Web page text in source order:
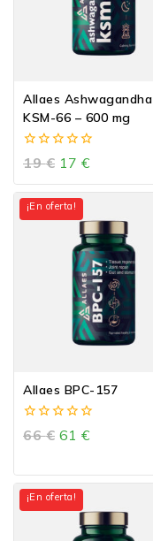
Allaes Ashwagandha
KSM-66 – 600 mg
0
de
5
19€ 17 €
¡En oferta!
Allaes BPC-157
0
de
66€ 61 €
¡En oferta!